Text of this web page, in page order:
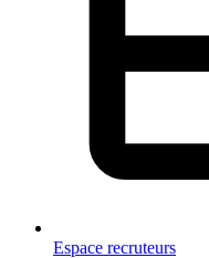
Espace recruteurs